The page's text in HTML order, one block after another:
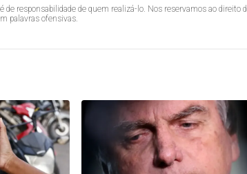
de responsabilidade de quem realizá-lo. Nos reservamos ao
palavras ofensivas.